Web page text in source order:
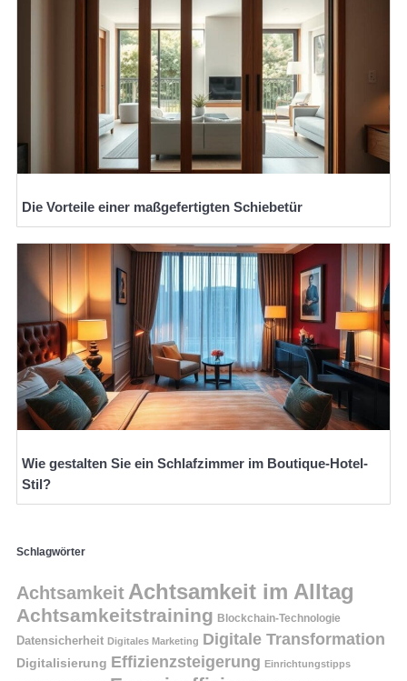
Die Vorteile einer maßgefertigten Schiebetür
Wie gestalten Sie ein Schlafzimmer im Boutique-Hotel-
Stil?
Schlagwörter
Achtsamkeit Achtsamkeit im Alltag
Achtsamkeitstraining Blockchain-Technologie
Datensicherheit Digitales Marketing Digitale Transformation
Digitalisierung Effizienzsteigerung Einrichtungstipps